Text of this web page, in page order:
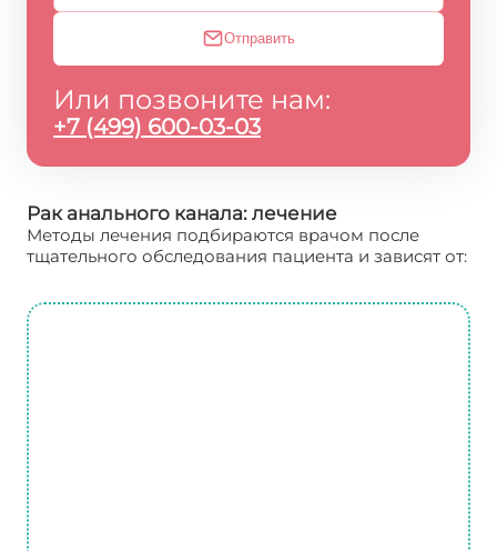
Отправить
Или позвоните нам:
+7 (499) 600-03-03
Рак анального канала: лечение
Методы лечения подбираются врачом после
тщательного обследования пациента и зависят от: